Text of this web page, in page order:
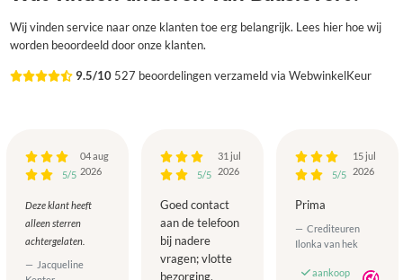
Wij vinden service naar onze klanten toe erg belangrijk. Lees hier hoe wij
worden beoordeeld door onze klanten.
9.5/10 527 beoordelingen verzameld via WebwinkelKeur
5/5
04 aug
2026
Deze klant heeft
alleen sterren
achtergelaten.
Jacqueline
5/5
31 jul
2026
Goed contact
aan de telefoon
bij nadere
vragen; vlotte
bezorging.
5/5
15 jul
2026
Prima
Crediteuren
Ilonka van hek
aankoop